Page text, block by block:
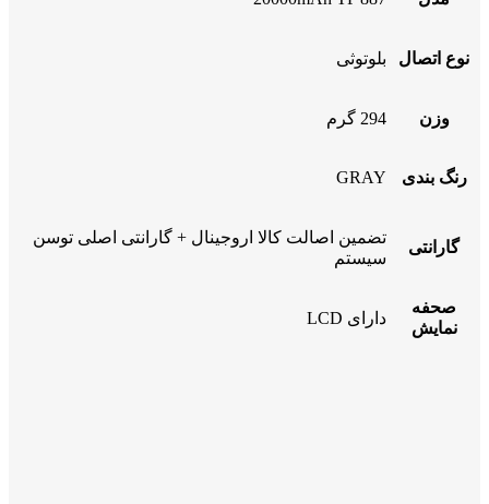
نوع اتصال بلوتوثی
وزن 294 گرم
رنگ بندی GRAY
گارانتی
تضمین اصالت کالا اروجینال + گارانتی اصلی توسن
سیستم
صحفه
نمایش
دارای LCD